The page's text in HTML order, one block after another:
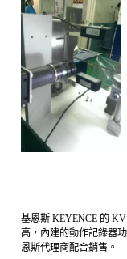
基恩斯 KEYENCE 的
高，內建的動作記錄器
恩斯代理商配合銷售。